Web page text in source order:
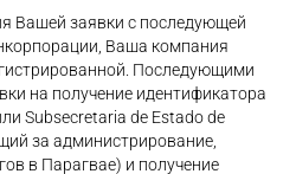
Вашей заявки с последующей
Ваша компания
Последующими
на получение идентификатора
Subsecretaria de Estado de
за администрирование,
в Парагвае) и получение